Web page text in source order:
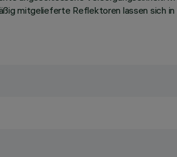
mitgelieferte Reflektoren lassen sich in